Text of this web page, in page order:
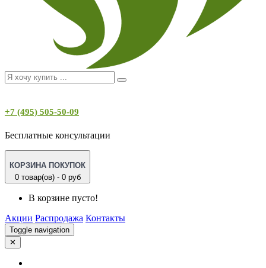
+7 (495) 505-50-09
Бесплатные консультации
КОРЗИНА ПОКУПОК
0 товар(ов) - 0 руб
В корзине пусто!
Акции Распродажа Контакты
Toggle navigation
✕